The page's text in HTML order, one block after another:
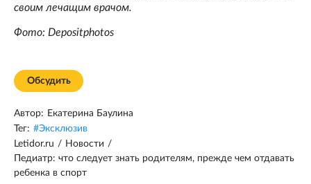
своим лечащим врачом.
Фото: Depositphotos
Обсудить
Автор: Екатерина Баулина
Тег: #Эксклюзив
Letidor.ru / Новости /
Педиатр: что следует знать родителям, прежде чем отдавать
ребенка в спорт